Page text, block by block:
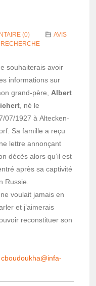
(0)
AVIS
RECHERCHE
souhai­te­rais avoir
infor­ma­tions sur
grand-père, Albert
, né le
07/1927 à Alte­cken­
Sa famille a reçu
lettre annonçant
décès alors qu’il est
après sa capti­vité
Russie.
voulait jamais en
et j’ai­me­rais
recons­ti­tuer son
cbou­dou­kha@in­fa­